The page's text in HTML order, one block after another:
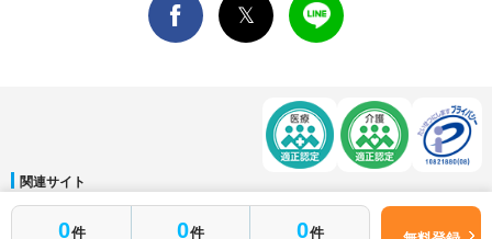
0件 0件 0件
関連サイト
マイナビDOCTOR│マイナビ看護師│マイナビ薬剤師│マイナビ保育士
運営会社